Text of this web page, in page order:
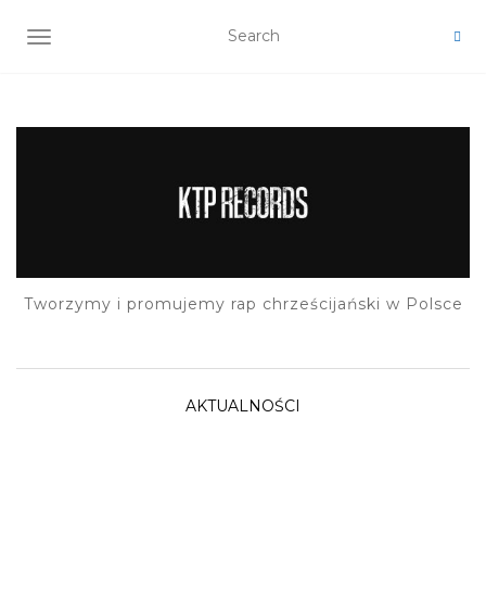
TOGGLE NAVIGATION
Tworzymy i promujemy rap chrześcijański w Polsce
AKTUALNOŚCI